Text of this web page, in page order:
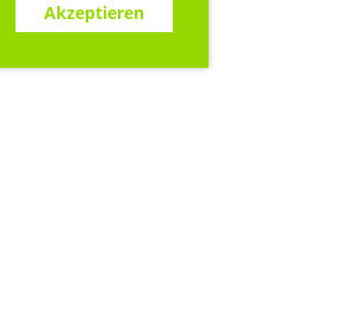
Akzeptieren